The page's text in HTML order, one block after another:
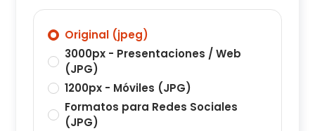
Original (jpeg)
3000px - Presentaciones / Web
(JPG)
1200px - Móviles (JPG)
Formatos para Redes Sociales
(JPG)